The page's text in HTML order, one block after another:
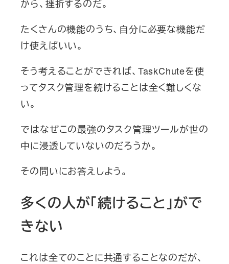
から、挫折するのだ。
たくさんの機能のうち、自分に必要な機能だ
け使えばいい。
そう考えることができれば、TaskChuteを使
ってタスク管理を続けることは全く難しくな
い。
ではなぜこの最強のタスク管理ツールが世の
中に浸透していないのだろうか。
その問いにお答えしよう。
多くの人が「続けること」がで
きない
これは全てのことに共通することなのだが、